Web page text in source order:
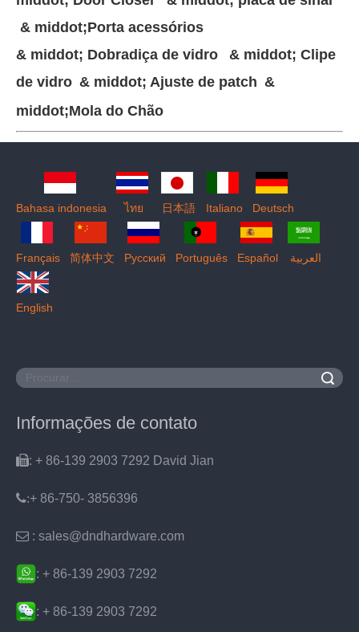
& middot;Porta acessórios
& middot; Dobradiça de vidro
& middot; Clipe
de vidro & middot; Ajuste de patch &
middot;Mola do Chão
Bahasa indonesia ไทย 日本語 Italiano Deutsch
Français 简体中文 Pусский Português Español العربية
English
Informações de contato
: + 86-139 2903 7292 David Jian
:+ 86-750- 3856396
 : sales@dndhardware.com
: + 86-139 2903 7292
: + 86-139 2903 7292